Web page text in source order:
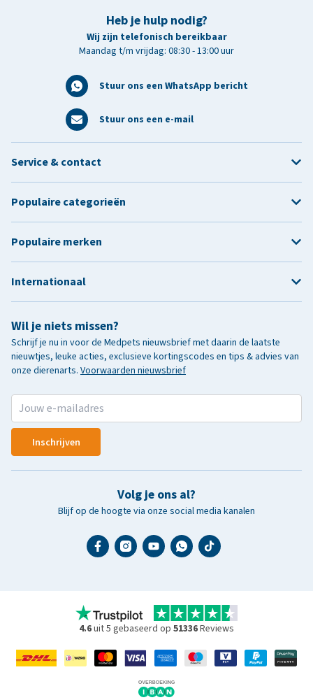
Heb je hulp nodig?
Wij zijn telefonisch bereikbaar
Maandag t/m vrijdag: 08:30 - 13:00 uur
Stuur ons een WhatsApp bericht
Stuur ons een e-mail
Wil je niets missen?
Schrijf je nu in voor de Medpets nieuwsbrief met daarin de laatste
nieuwtjes, leuke acties, exclusieve kortingscodes en tips & advies van
onze dierenarts. Voorwaarden nieuwsbrief
Inschrijven
Volg je ons al?
Blijf op de hoogte via onze social media kanalen
Service & contact
Populaire categorieën
Populaire merken
Internationaal
4.6uit 5 gebaseerd op 51336Reviews